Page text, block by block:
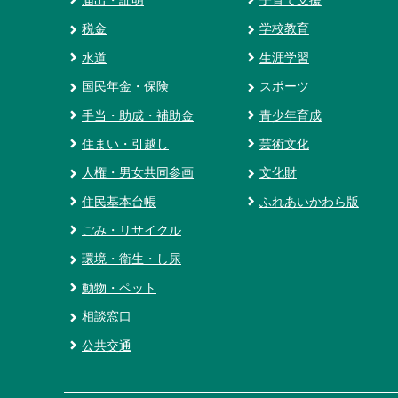
税金
水道
国民年金・保険
手当・助成・補助金
住まい・引越し
人権・男女共同参画
住民基本台帳
ごみ・リサイクル
環境・衛生・し尿
動物・ペット
相談窓口
公共交通
学校教育
生涯学習
スポーツ
青少年育成
芸術文化
文化財
ふれあいかわら版